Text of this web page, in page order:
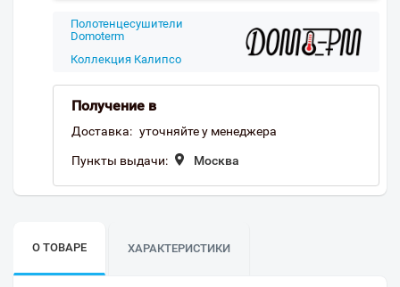
Полотенцесушители
Domoterm
Коллекция Калипсо
Получение в
Доставка: уточняйте у менеджера
Пункты выдачи: Москва
О ТОВАРЕ ХАРАКТЕРИСТИКИ